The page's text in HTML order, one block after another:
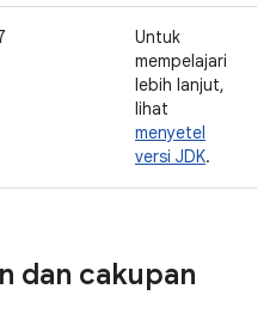
Untuk
mempelajari
lebih lanjut,
lihat
menyetel
versi JDK.
dan cakupan